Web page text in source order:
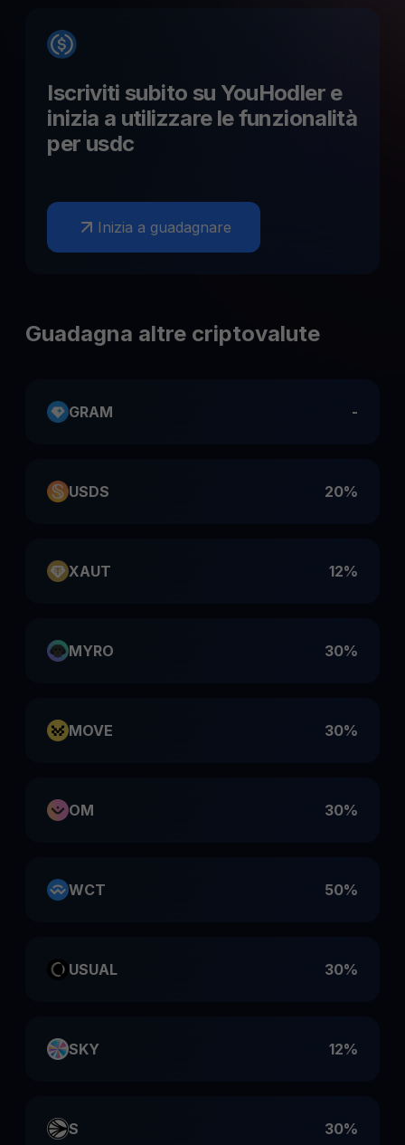
Iscriviti subito su YouHodler e
inizia a utilizzare le funzionalità
per usdc
Inizia a guadagnare
Guadagna altre criptovalute
GRAM -
USDS 20%
XAUT 12%
MYRO 30%
MOVE 30%
OM 30%
WCT 50%
USUAL 30%
SKY 12%
S 30%